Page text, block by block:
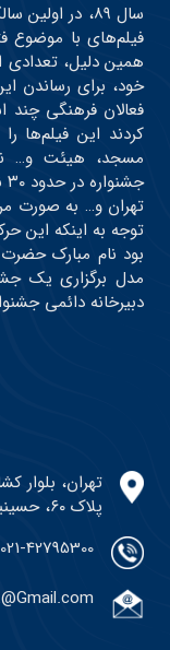
سال ۸۹، در
فیلم‌های با موضوع
همین دلیل، تعدادی
خود، برای رساندن
فعالان فرهنگی چند
کردند این فیلم‌ها
مسجد، هیئت و…
توجه به اینکه این
بود نام مبارک
مدل برگزاری یک
دبیرخانه دائمی
پلاک ۶۰، حسینیه هنر - کدپستی: ۱۴۱۷۹۷۳۶۵۱
021-42795300